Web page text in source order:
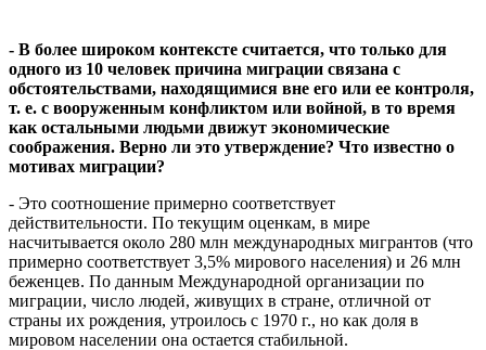
- В более широком контексте считается, что только для
одного из 10 человек причина миграции связана с
обстоятельствами, находящимися вне его или ее контроля,
т. е. с вооруженным конфликтом или войной, в то время
как остальными людьми движут экономические
соображения. Верно ли это утверждение? Что известно о
мотивах миграции?
- Это соотношение примерно соответствует
действительности. По текущим оценкам, в мире
насчитывается около 280 млн международных мигрантов (что
примерно соответствует 3,5% мирового населения) и 26 млн
беженцев. По данным Международной организации по
миграции, число людей, живущих в стране, отличной от
страны их рождения, утроилось с 1970 г., но как доля в
мировом населении она остается стабильной.